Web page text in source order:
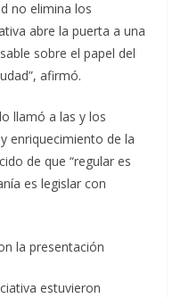
no elimina los
abre la puerta a una
sobre el papel del
afirmó.
llamó a las y los
enriquecimiento de la
de que “regular es
es legislar con
la presentación
estuvieron